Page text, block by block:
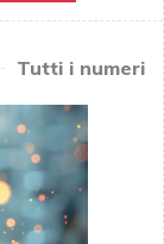
Tutti i numeri